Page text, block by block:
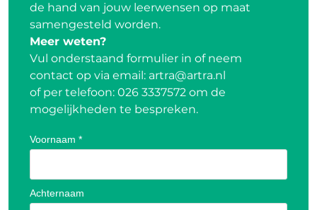
de hand van jouw leerwensen op maat
samengesteld worden.
Meer weten?
Vul onderstaand formulier in of neem
contact op via email: artra@artra.nl
of per telefoon: 026 3337572 om de
mogelijkheden te bespreken.